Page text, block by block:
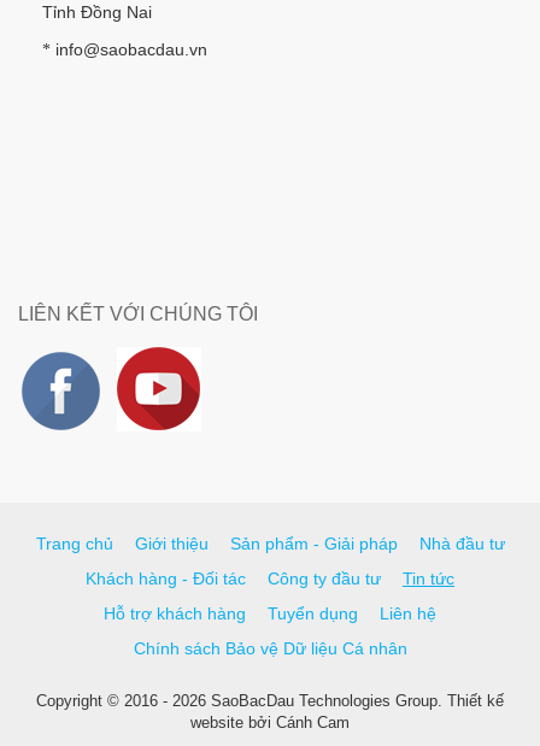
Tỉnh Đồng Nai
* info@saobacdau.vn
LIÊN KẾT VỚI CHÚNG TÔI
Trang chủ Giới thiệu Sản phẩm - Giải pháp
Nhà đầu tư
Khách hàng - Đối tác
Công ty đầu tư
Tin tức
Hỗ trợ khách hàng
Tuyển dụng
Liên hệ
Chính sách Bảo vệ Dữ liệu Cá nhân
Copyright © 2016 - 2026 SaoBacDau Technologies Group. Thiết kế
website bởi Cánh Cam